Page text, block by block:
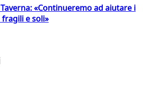
«Continueremo ad aiutare i
e soli»